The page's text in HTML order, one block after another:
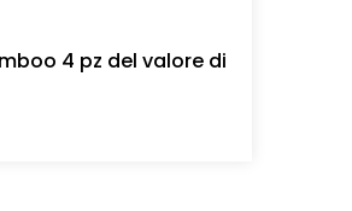
4 pz del valore di